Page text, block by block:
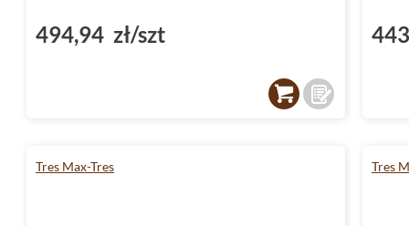
494,94 zł/szt
Tres Max-Tres Tres